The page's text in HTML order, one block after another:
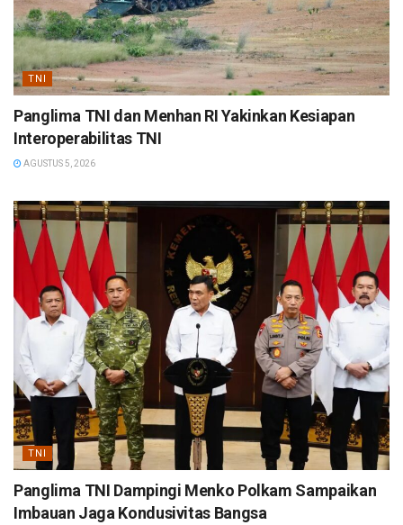
TNI
Panglima TNI dan Menhan RI Yakinkan Kesiapan
Interoperabilitas TNI
AGUSTUS 5, 2026
TNI
Panglima TNI Dampingi Menko Polkam Sampaikan
Imbauan Jaga Kondusivitas Bangsa